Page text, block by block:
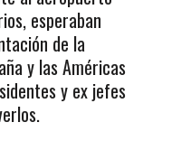
esperaban
de la
y las Américas
y ex jefes